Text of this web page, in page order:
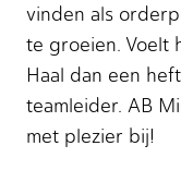
vinden als
te groeien. Voelt
Haal dan een
teamleider. AB
met plezier bij!